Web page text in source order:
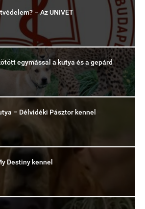
– Az UNIVET
egymással a kutya és a gepárd
– Délvidéki Pásztor kennel
Destiny kennel